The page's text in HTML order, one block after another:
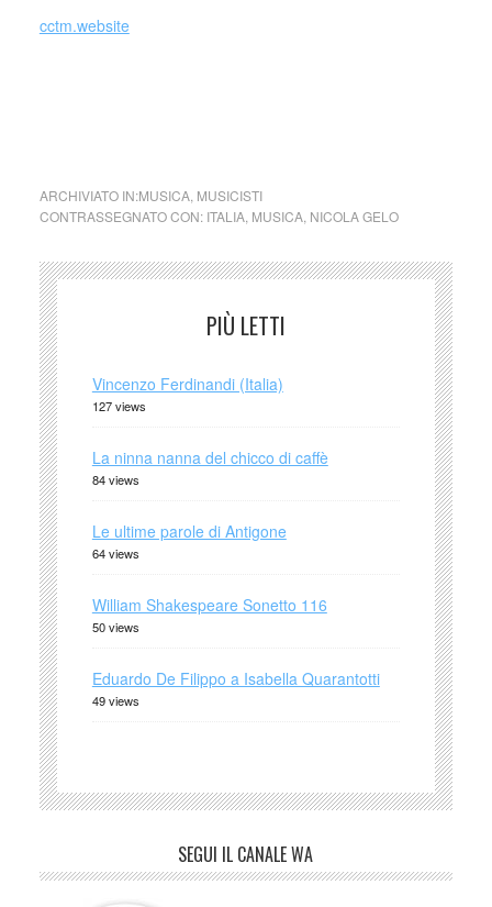
cctm.website
ARCHIVIATO IN:MUSICA, MUSICISTI
CONTRASSEGNATO CON: ITALIA, MUSICA, NICOLA GELO
PIÙ LETTI
Vincenzo Ferdinandi (Italia)
127 views
La ninna nanna del chicco di caffè
84 views
Le ultime parole di Antigone
64 views
William Shakespeare Sonetto 116
50 views
Eduardo De Filippo a Isabella Quarantotti
49 views
SEGUI IL CANALE WA